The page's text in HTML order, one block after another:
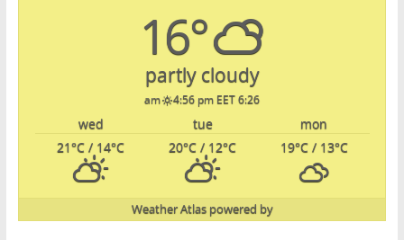
16°
partly cloudy
6:26 am
4:56 pm EET
mon
tue
wed
19°C/ 13°C
20°C / 12°C
21°C / 14°C
powered by
Weather Atlas